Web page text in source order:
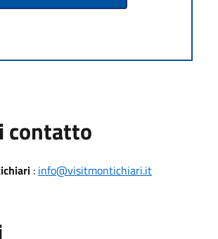
contatto
: info@visitmontichiari.it